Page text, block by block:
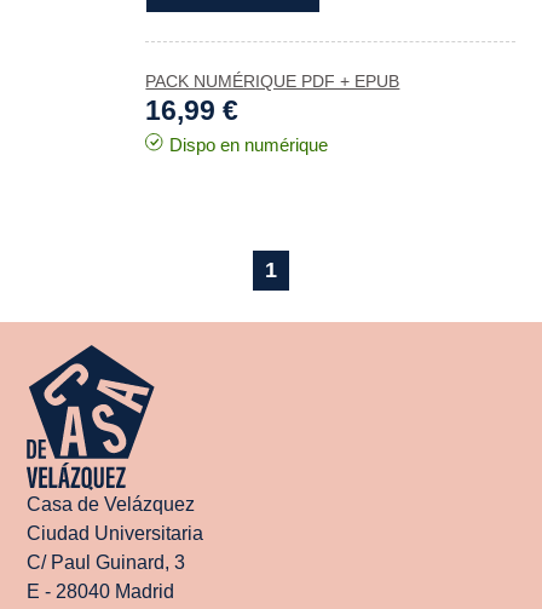
PACK NUMÉRIQUE PDF + EPUB
16,99 €
Dispo en numérique
1
Casa de Velázquez
Ciudad Universitaria
C/ Paul Guinard, 3
E - 28040 Madrid